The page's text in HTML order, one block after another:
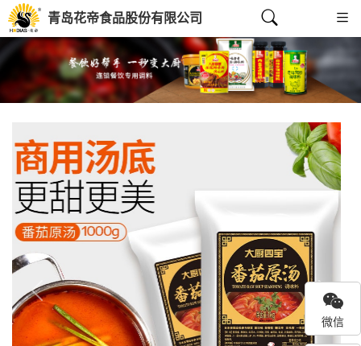
青岛花帝食品股份有限公司
Previous Next
微信